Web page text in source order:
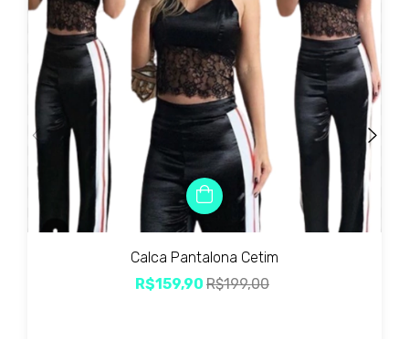
Calca Pantalona Cetim
R$159,90 R$199,00